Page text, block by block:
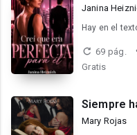
Janina
Hay en el
69 pág.
Gratis
Siempre
Mary Rojas